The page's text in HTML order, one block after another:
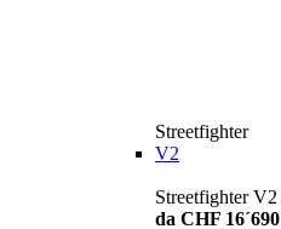
Streetfighter
V2
Streetfighter V2
da CHF 16´690